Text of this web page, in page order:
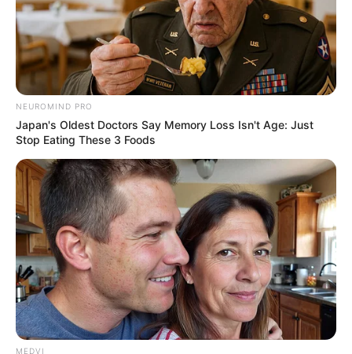
OTROS CLASIFICADOS
Búsqueda laboral: vendedor part time turno tarde para
comercio de Funes
Búsqueda laboral: joven de la ciudad se ofrece para
tareas varias como cuidado de niños y trabajos de
limpieza
Restaurante de Roldán abre una búsqueda laboral para
sumar un Jefe/a de Cocina